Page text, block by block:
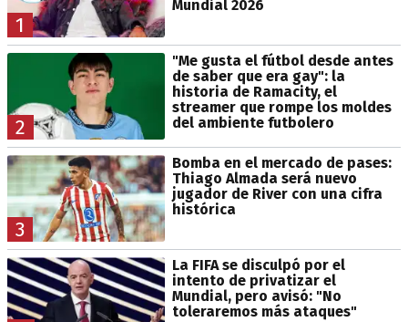
1
Mundial 2026
2
"Me gusta el fútbol desde antes
de saber que era gay": la
historia de Ramacity, el
streamer que rompe los moldes
del ambiente futbolero
3
Bomba en el mercado de pases:
Thiago Almada será nuevo
jugador de River con una cifra
histórica
La FIFA se disculpó por el
intento de privatizar el
Mundial, pero avisó: "No
toleraremos más ataques"